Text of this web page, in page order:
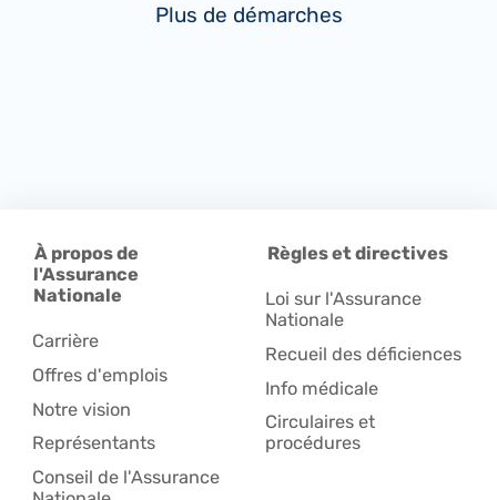
Plus de démarches
À propos de
l'Assurance
Nationale
Carrière
Offres d'emplois
Notre vision
Représentants
Conseil de l'Assurance
Règles et directives
Loi sur l'Assurance
Nationale
Recueil des déficiences
Info médicale
Circulaires et
procédures